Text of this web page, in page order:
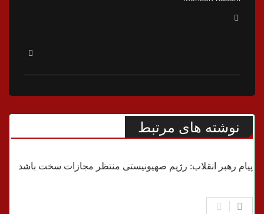
نوشته های مرتبط
اخبار مهم
پیام رهبر انقلاب: رژیم صهیونیستی منتظر مجازات سخت باشد